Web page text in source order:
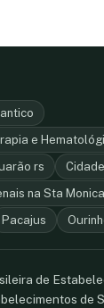
e
rs
na Sta Monica
Pacajus
de
de